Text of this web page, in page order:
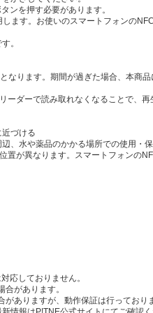
ンを押す必要があります。
ます。お使いのスマートフォンの
。
となります。期間が過ぎた場合、本商
ーダーで読み取れなくなることで、
づける
、水や薬品のかかる場所での使用・
置が異なります。スマートフォンの
応しておりません。
があります。
ありますが、動作保証は行っており